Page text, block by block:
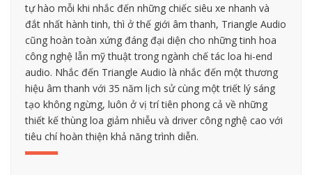
tự hào mỗi khi nhắc đến những chiếc siêu xe nhanh và
đắt nhất hành tinh, thì ở thế giới âm thanh, Triangle Audio
cũng hoàn toàn xứng đáng đại diện cho những tinh hoa
công nghệ lẫn mỹ thuật trong ngành chế tác loa hi-end
audio. Nhắc đến Triangle Audio là nhắc đến một thương
hiệu âm thanh với 35 năm lịch sử cùng một triết lý sáng
tạo không ngừng, luôn ở vị trí tiên phong cả về những
thiết kế thùng loa giảm nhiễu và driver công nghệ cao với
tiêu chí hoàn thiện khả năng trình diễn.